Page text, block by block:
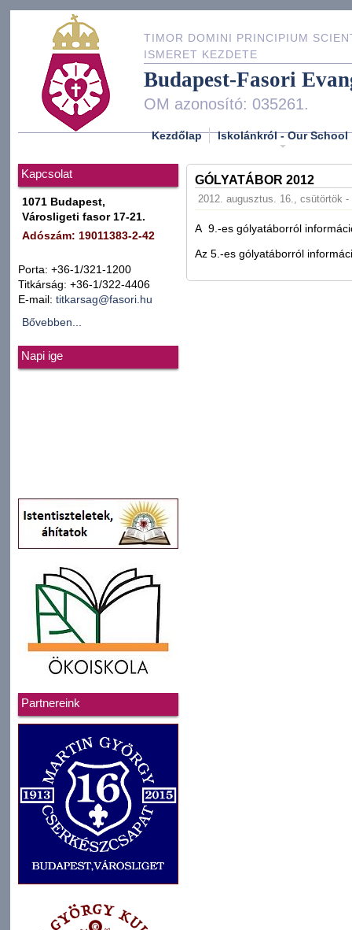
TIMOR DOMINI PRINCIPIUM
ISMERET KEZDETE
Budapest-Fasori
OM azonosító: 035261.
Kezdőlap Iskolánkról - Our School
Kapcsolat
1071 Budapest,
Városligeti fasor 17-21.
Adószám: 19011383-2-42
Porta: +36-1/321-1200
Titkárság: +36-1/322-4406
E-mail: titkarsag@fasori.hu
Bővebben...
Napi ige
Partnereink
GÓLYATÁBOR 2012
2012. augusztus. 16., csütörtök -
A 9.-es gólyatáborról
Az 5.-es gólyatáborról